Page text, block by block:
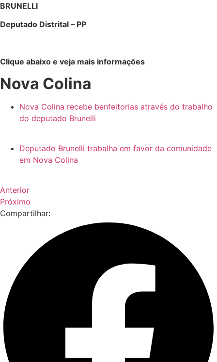
BRUNELLI
Deputado Distrital – PP
Clique abaixo e veja mais informações
Nova Colina
Nova Colina recebe benfeitorias através do trabalho
do deputado Brunelli
Deputado Brunelli trabalha em favor da comunidade
em Nova Colina
Anterior
Próximo
Compartilhar: